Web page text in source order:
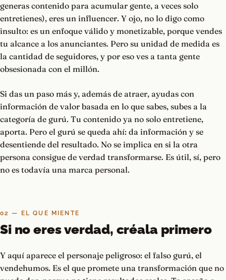
generas contenido para acumular gente, a veces solo
entretienes), eres un influencer. Y ojo, no lo digo como
insulto: es un enfoque válido y monetizable, porque vendes
tu alcance a los anunciantes. Pero su unidad de medida es
la cantidad de seguidores, y por eso ves a tanta gente
obsesionada con el millón.
Si das un paso más y, además de atraer, ayudas con
información de valor basada en lo que sabes, subes a la
categoría de gurú. Tu contenido ya no solo entretiene,
aporta. Pero el gurú se queda ahí: da información y se
desentiende del resultado. No se implica en si la otra
persona consigue de verdad transformarse. Es útil, sí, pero
no es todavía una marca personal.
02 — EL QUE MIENTE
Si no eres verdad, créala primero
Y aquí aparece el personaje peligroso: el falso gurú, el
vendehumos. Es el que promete una transformación que no